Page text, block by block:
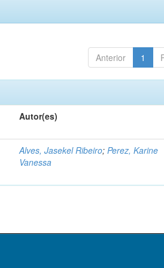
Anterior 1
Autor(es)
Alves, Jasekel Ribeiro;Perez, Karine
Vanessa